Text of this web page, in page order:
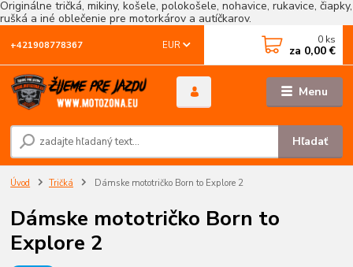
Originálne tričká, mikiny, košele, polokošele, nohavice, rukavice, čiapky,
rušká a iné oblečenie pre motorkárov a autíčkarov.
Menu
EUR
Hľadať
+421908778367 0 ks
za 0,00 €
Úvod Tričká Dámske mototričko Born to Explore 2
Dámske mototričko Born to
Explore 2